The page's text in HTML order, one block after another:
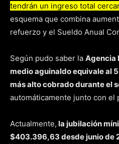
tendrán un ingreso total
esquema que combina
refuerzo y el Sueldo Anual
Según pudo saber la Agencia
medio aguinaldo equivale al
más alto cobrado durante el
automáticamente junto con el
Actualmente, la jubilación
$403.396,63 desde junio de